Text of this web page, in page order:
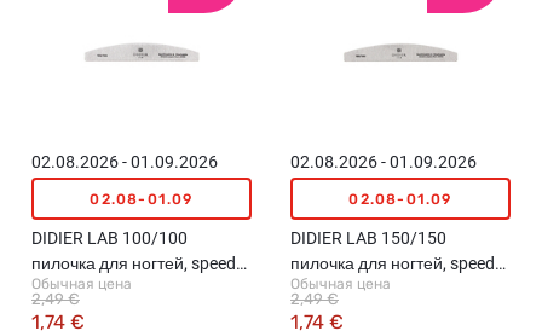
02.08.2026 - 01.09.2026
02.08-01.09
DIDIER LAB 100/100
пилочка для ногтей, speedy
zebra
Обычная цена
1,74 €
2,49 €
02.08.2026 - 01.09.2026
02.08-01.09
DIDIER LAB 150/150
пилочка для ногтей, speedy
zebra
Обычная цена
1,74 €
2,49 €